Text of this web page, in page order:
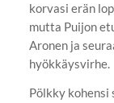
korvasi erän
mutta Puijon
Aronen ja
hyökkäysvirhe.
Pölkky kohensi